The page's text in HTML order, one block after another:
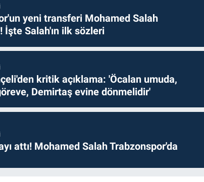
yeni transferi Mohamed Salah
İşte Salah'ın ilk sözleri
kritik açıklama: 'Öcalan umuda,
Demirtaş evine dönmelidir'
attı! Mohamed Salah Trabzonspor'da